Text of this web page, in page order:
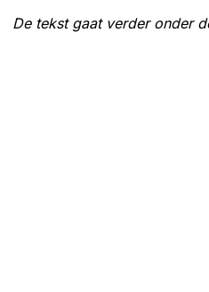
De tekst gaat verder onder